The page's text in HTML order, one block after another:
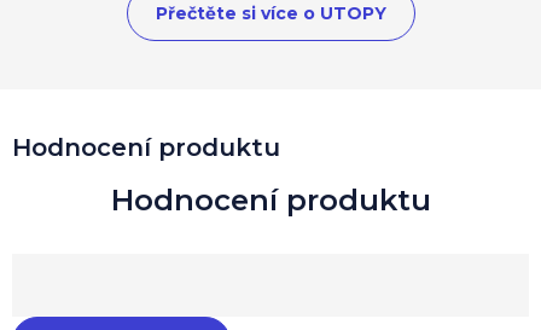
Hodnocení produktu
Přečtěte si více o UTOPY